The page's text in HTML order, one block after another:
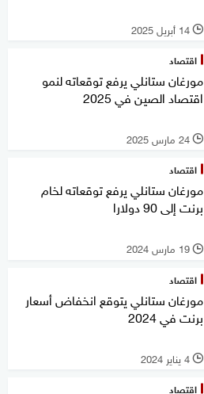
l 14 أبريل 2025
اقتصاد
مورغان ستانلي يرفع توقعاته لنمو
اقتصاد الصين في 2025
l 24 مارس 2025
اقتصاد
مورغان ستانلي يرفع توقعاته لخام
برنت إلى 90 دولارا
l 19 مارس 2024
اقتصاد
مورغان ستانلي يتوقع انخفاض أسعار
برنت في 2024
l 4 يناير 2024
اقتصاد